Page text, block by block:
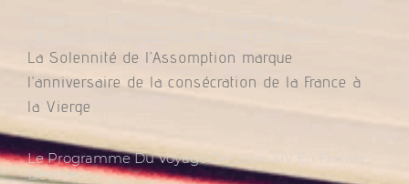
La Solennité de l’Assomption marque
l’anniversaire de la consécration de la France à
la Vierge
Le Programme Du Voyage De Léon XIV En France
Dévoilé